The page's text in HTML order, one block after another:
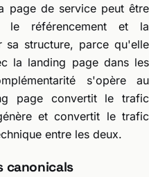
page de service peut être
le référencement et la
sa structure, parce qu'elle
la landing page dans les
s'opère au
page convertit le trafic
et convertit le trafic
entre les deux.
canonicals